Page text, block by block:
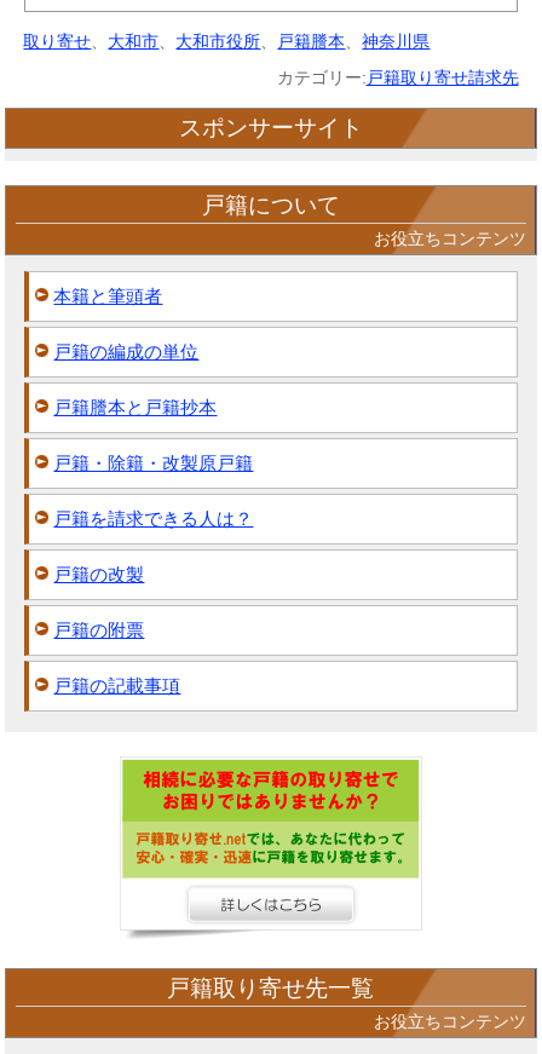
取り寄せ 大和市 大和市役所 戸籍謄本 、神奈川県
カテゴリー: 戸籍取り寄せ請求先
スポンサーサイト
戸籍について
お役立ちコンテンツ
本籍と筆頭者
戸籍の編成の単位
戸籍謄本と戸籍抄本
戸籍・除籍・改製原戸籍
戸籍を請求できる人は？
戸籍の改製
戸籍の附票
戸籍の記載事項
戸籍取り寄せ先一覧
お役立ちコンテンツ